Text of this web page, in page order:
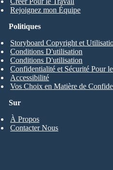
Rejoignez mon Équipe
Sur
À Propos
Contacter Nous
Politiques
Storyboard Copyright et
Conditions D'utilisation
Conditions D'utilisation
Confidentialité et Sécurité Pour
Accessibilité
Vos Choix en Matière de